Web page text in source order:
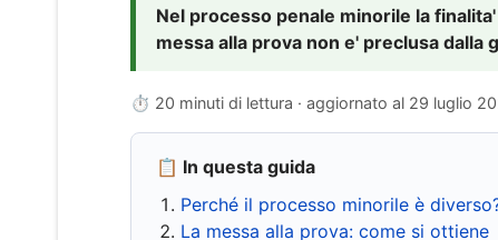
Nel processo penale minorile la
messa alla prova non e' preclusa dalla
⏱ 20 minuti di lettura · aggiornato al 29 luglio
📋 In questa guida
Perché il processo minorile è
La messa alla prova: come si ottiene